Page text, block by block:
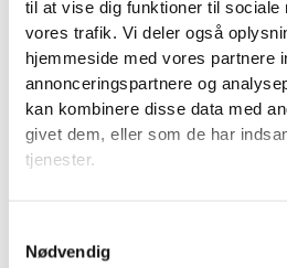
til at vise dig funktioner til
vores trafik. Vi deler også
hjemmeside med vores partnere
annonceringspartnere og
kan kombinere disse data med
givet dem, eller som de har
tjenester.
Nødvendig
Produkter